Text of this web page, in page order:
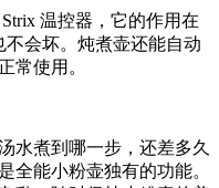
温控器，它的作用在
会坏。炖煮壶还能自动
常使用。
水煮到哪一步，还差多久
全能小粉壶独有的功能。